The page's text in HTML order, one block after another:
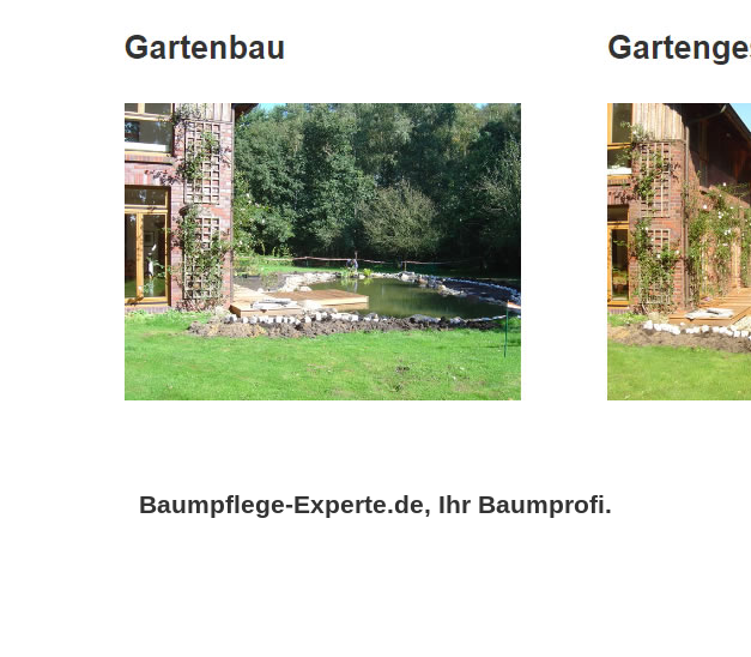
Baumpflege-Experte.de, Ihr Baumprofi.